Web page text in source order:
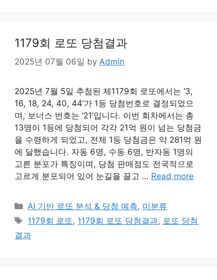
1179회 로또 당첨결과
2025년 07월 06일 by Admin
2025년 7월 5일 추첨된 제1179회 로또에서는 ‘3,
16, 18, 24, 40, 44’가 1등 당첨번호로 결정되었으
며, 보너스 번호는 ‘21’입니다. 이번 회차에서는 총
13명이 1등에 당첨되어 각각 21억 원이 넘는 당첨금
을 수령하게 되었고, 전체 1등 당첨금은 약 281억 원
에 달했습니다. 자동 6명, 수동 6명, 반자동 1명의
고른 분포가 특징이며, 당첨 판매점도 전국적으로
고르게 분포되어 있어 눈길을 끌고 … Read more
Categories
AI 기반 로또 분석 & 당첨 예측, 미분류
Tags
1179회 로또 , 1179회 로또 당첨결과, 로또 당첨
결과